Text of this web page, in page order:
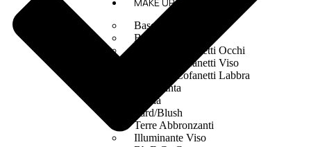
MAKE UP
Base/ Primer Occhi
Base/ Primer Viso
Palette E Cofanetti Occhi
Palette E Cofanetti Viso
Palette E Cofanetti Labbra
Fondotinta
Cipria
Fard/Blush
Terre Abbronzanti
Illuminante Viso